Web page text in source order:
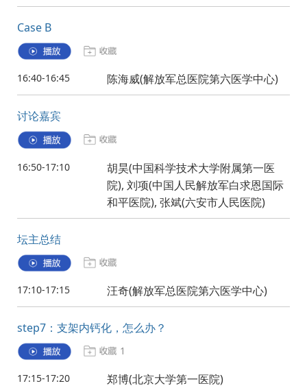
Case B
16:40-16:45 陈海威(解放军总医院第六医学中心)
讨论嘉宾
16:50-17:10
胡昊(中国科学技术大学附属第一医
院), 刘项(中国人民解放军白求恩国际
和平医院), 张斌(六安市人民医院)
坛主总结
17:10-17:15 汪奇(解放军总医院第六医学中心)
step7：支架内钙化，怎么办？
1
17:15-17:20 郑博(北京大学第一医院)